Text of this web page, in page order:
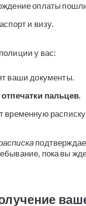
оплаты
и визу.
у вас:
ваши документы.
пальцев.
временную
пока вы